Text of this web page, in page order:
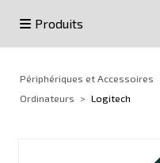
Produits
Périphériques et Accessoires
Ordinateurs
Logitech